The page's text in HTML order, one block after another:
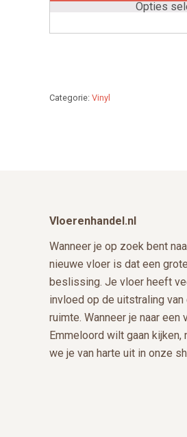
Opties
op
Categorie: Vinyl
Vloerenhandel.nl
Wanneer je op zoek bent
nieuwe vloer is dat een grote
beslissing. Je vloer heeft
invloed op de uitstraling van
ruimte. Wanneer je naar een
Emmeloord wilt gaan kijken,
we je van harte uit in onze